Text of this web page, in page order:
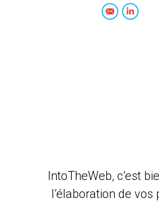
E-
LinkedIn
IntoTheWeb, c’est
l’élaboration de